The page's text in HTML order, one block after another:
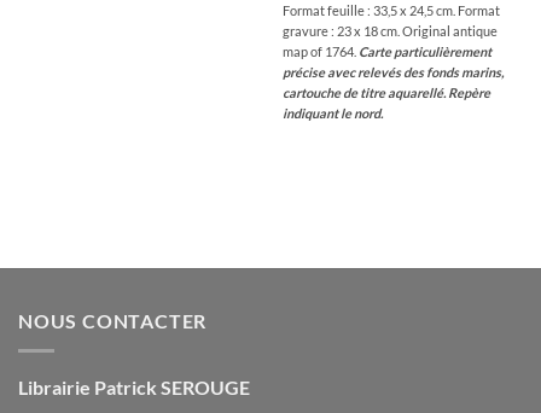
Format feuille : 33,5 x 24,5 cm. Format
gravure : 23 x 18 cm. Original antique
map of 1764. Carte particulièrement
précise avec relevés des fonds marins,
cartouche de titre aquarellé. Repère
indiquant le nord.
NOUS CONTACTER
Librairie Patrick SEROUGE